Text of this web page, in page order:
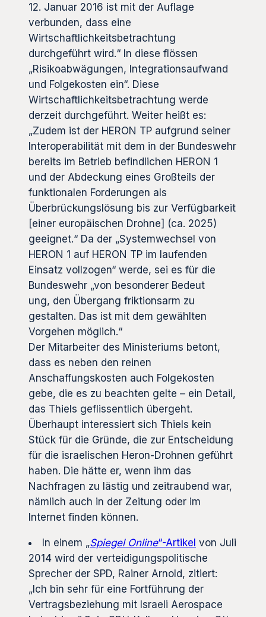
12. Januar 2016 ist mit der Auflage
verbunden, dass eine
Wirtschaftlichkeitsbetrachtung
durchgeführt wird.“ In diese flössen
„Risikoabwägungen, Integrationsaufwand
und Folgekosten ein“. Diese
Wirtschaftlichkeitsbetrachtung werde
derzeit durchgeführt. Weiter heißt es:
„Zudem ist der HERON TP aufgrund seiner
Interoperabilität mit dem in der Bundeswehr
bereits im Betrieb befindlichen HERON 1
und der Abdeckung eines Großteils der
funktionalen Forderungen als
Überbrückungslösung bis zur Verfügbarkeit
[einer europäischen Drohne] (ca. 2025)
geeignet.“ Da der „Systemwechsel von
HERON 1 auf HERON TP im laufenden
Einsatz vollzogen“ werde, sei es für die
Bundeswehr „von besonderer Bedeut
ung, den Übergang friktionsarm zu
gestalten. Das ist mit dem gewählten
Vorgehen möglich.“
Der Mitarbeiter des Ministeriums betont,
dass es neben den reinen
Anschaffungskosten auch Folgekosten
gebe, die es zu beachten gelte – ein Detail,
das Thiels geflissentlich übergeht.
Überhaupt interessiert sich Thiels kein
Stück für die Gründe, die zur Entscheidung
für die israelischen Heron-Drohnen geführt
haben. Die hätte er, wenn ihm das
Nachfragen zu lästig und zeitraubend war,
nämlich auch in der Zeitung oder im
Internet finden können.
In einem „Spiegel Online“-Artikel von Juli
2014 wird der verteidigungspolitische
Sprecher der SPD, Rainer Arnold, zitiert:
„Ich bin sehr für eine Fortführung der
Vertragsbeziehung mit Israeli Aerospace